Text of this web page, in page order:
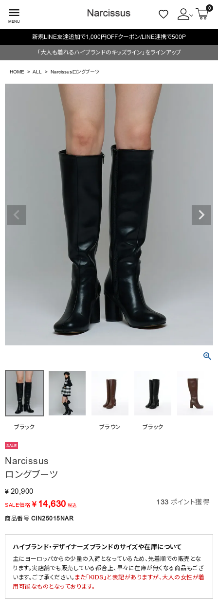
menu
MENU
0
ようこそ ゲスト 様
OUTLET
INFORMATION
はじめてご利用の方へ
お問い合わせ
新規LINE友達追加で1,000円OFFクーポン/LINE連携で500P
「大人も着れるハイブランドのキッズライン」をラインアップ
HOME ALL Narcissusロングブーツ
ブラック ブラウン ブラック
SALE
Narcissus
ロングブーツ
¥ 20,900
SALE価格 ¥ 14,630 税込 133 ポイント獲得
商品番号 CIN25015NAR
ハイブランド・デザイナーズブランドのサイズや在庫について
主にヨーロッパからの少量の入荷となっているため、先着順での販売とな
ります。実店舗でも販売している都合上、早々に在庫が無くなる商品もござ
います。ご了承ください。 また「KIDS」と表記がありますが、大人の女性が着
用可能なものとなっております。